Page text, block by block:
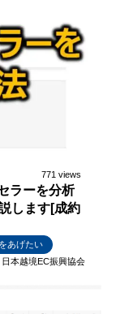
771 views
ラーを分析
します[成約
あげたい
日本越境EC振興協会